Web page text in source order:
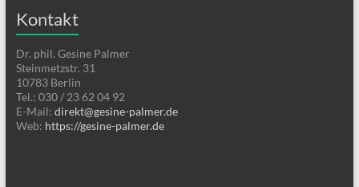
Kontakt
Dr. phil. Gesine Palmer
Steinmetzstr. 31
10783 Berlin
Tel.: 030 / 23 62 04 92
E-Mail: direkt@gesine-palmer.de
Web: https://gesine-palmer.de